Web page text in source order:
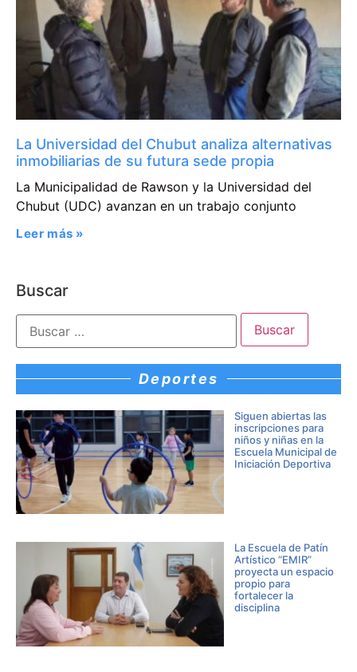
La Universidad del Chubut analiza alternativas
inmobiliarias de su futura sede propia
La Municipalidad de Rawson y la Universidad del
Chubut (UDC) avanzan en un trabajo conjunto
Leer más »
Buscar
Deportes
Siguen abiertas las
inscripciones para
niños y niñas en la
Escuela Municipal de
Iniciación Deportiva
La Escuela de Patín
Artístico “EMIR”
proyecta un espacio
propio para
fortalecer la
disciplina